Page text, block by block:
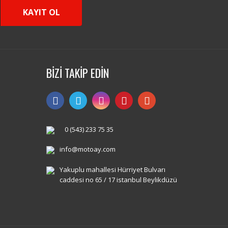
KAYIT OL
BİZİ TAKİP EDİN
0 (543) 233 75 35
info@motoay.com
Yakuplu mahallesi Hürriyet Bulvarı
caddesi no 65 / 17 istanbul Beylikdüzü